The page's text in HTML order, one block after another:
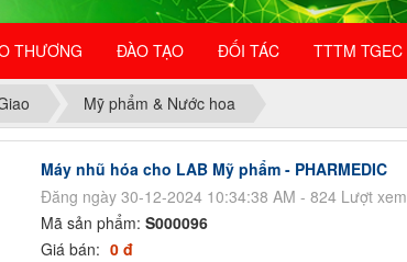
THƯƠNG ĐÀO TẠO ĐỐI TÁC TTTM TGEC
Mỹ phẩm & Nước hoa
Máy nhũ hóa cho LAB Mỹ phẩm - PHARMEDIC
Đăng ngày 30-12-2024 10:34:38 AM - 824 Lượt xem
Mã sản phẩm: S000096
Giá bán: 0 đ